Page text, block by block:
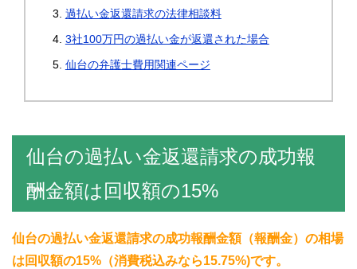
過払い金返還請求の法律相談料
3社100万円の過払い金が返還された場合
仙台の弁護士費用関連ページ
仙台の過払い金返還請求の成功報
酬金額は回収額の15%
仙台の過払い金返還請求の成功報酬金額（報酬金）の相場
は回収額の15%（消費税込みなら15.75%)です。